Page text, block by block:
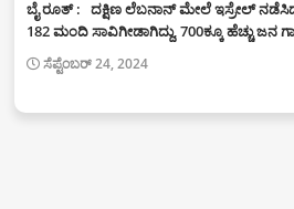
ಬೈ ರೂತ್ : ದಕ್ಷಿಣ ಲೆಬನಾನ್‌ ಮೇಲೆ ಇಸ್ರೇಲ್‌
182 ಮಂದಿ ಸಾವಿಗೀಡಾಗಿದ್ದು, 700ಕ್ಕೂ ಹೆಚ್ಚು ಜನ
ಸೆಪ್ಟೆಂಬರ್ 24, 2024